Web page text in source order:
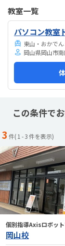
ラムやサポート面
と感じました。教
姿が親として嬉し
象的で、意欲的に
教室一覧
パソコン教室
東山・おかで
岡山県岡山市
この条件で
3 件(1 -3件を表示)
個別指導Axisロボッ
岡山校